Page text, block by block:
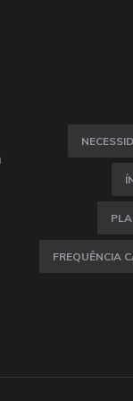
FREQUÊNCIA